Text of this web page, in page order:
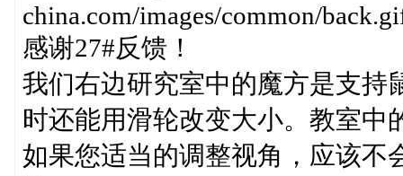
china.com/images/common/
感谢27#反馈！
我们右边研究室中的魔方是支持
时还能用滑轮改变大小。教室
如果您适当的调整视角，应该不